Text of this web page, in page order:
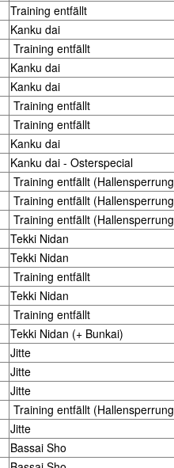
Training entfällt
Kanku dai
Training entfällt
Kanku dai
Kanku dai
Training entfällt
Training entfällt
Kanku dai
Kanku dai - Osterspecial
Training entfällt
Training entfällt
Training entfällt
Tekki Nidan
Tekki Nidan
Training entfällt
Tekki Nidan
Training entfällt
Tekki Nidan (+ Bunkai)
Jitte
Jitte
Jitte
Training entfällt
Jitte
Bassai Sho